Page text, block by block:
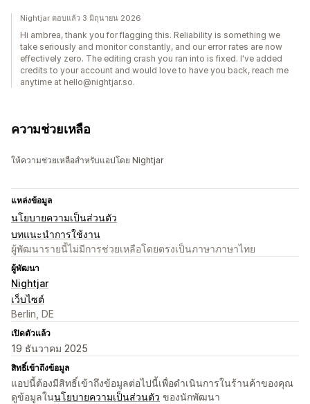
Nightjar ตอบแล้ว 3 มิถุนายน 2026
Hi ambrea, thank you for flagging this. Reliability is something we
take seriously and monitor constantly, and our error rates are now
effectively zero. The editing crash you ran into is fixed. I've added
credits to your account and would love to have you back, reach me
anytime at hello@nightjar.so.
ความช่วยเหลือ
ให้ความช่วยเหลือสำหรับแอปโดย Nightjar
แหล่งข้อมูล
นโยบายความเป็นส่วนตัว
บทแนะนำการใช้งาน
ผู้พัฒนารายนี้ไม่มีการช่วยเหลือโดยตรงเป็นภาษาภาษาไทย
ผู้พัฒนา
Nightjar
เว็บไซต์
Berlin, DE
เปิดตัวแล้ว
19 ธันวาคม 2025
สิทธิ์เข้าถึงข้อมูล
แอปนี้ต้องมีสิทธิ์เข้าถึงข้อมูลต่อไปนี้เพื่อดำเนินการในร้านค้าของคุณ
ดูข้อมูลในนโยบายความเป็นส่วนตัว ของนักพัฒนา